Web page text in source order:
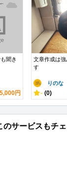
聞き
5,000円
文章作成は強
す
りのな
- (0)
サービスもチ